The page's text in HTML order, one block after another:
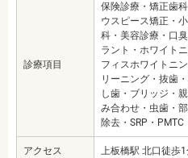
診療項目
保険診療・矯正歯
ウスピース矯正・
科・美容診療・口
ラント・ホワイト
フィスホワイトニ
リーニング・抜歯
し歯・ブリッジ・
み合わせ・虫歯・
除去・SRP・PMTC
アクセス 上板橋駅 北口徒歩